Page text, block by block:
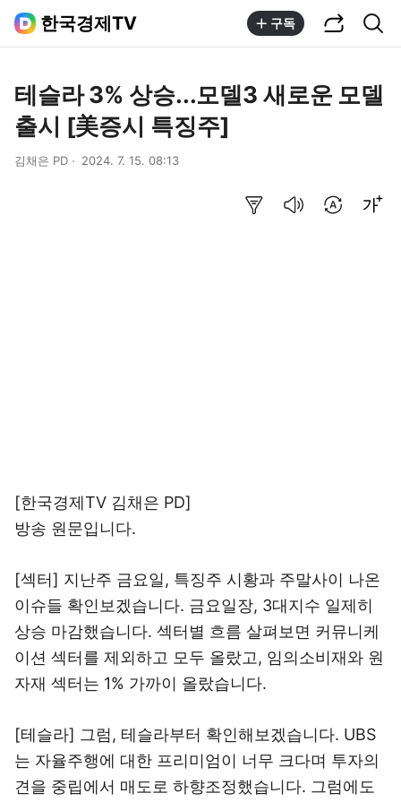
한국경제TV 구독
테슬라 3% 상승...모델3 새로운 모델
출시 [美증시 특징주]
김채은 PD 2024. 7. 15. 08:13
[한국경제TV 김채은 PD]
방송 원문입니다.
[섹터] 지난주 금요일, 특징주 시황과 주말사이 나온
이슈들 확인보겠습니다. 금요일장, 3대지수 일제히
상승 마감했습니다. 섹터별 흐름 살펴보면 커뮤니케
이션 섹터를 제외하고 모두 올랐고, 임의소비재와 원
자재 섹터는 1% 가까이 올랐습니다.
[테슬라] 그럼, 테슬라부터 확인해보겠습니다. UBS
는 자율주행에 대한 프리미엄이 너무 크다며 투자의
견을 중립에서 매도로 하향조정했습니다. 그럼에도